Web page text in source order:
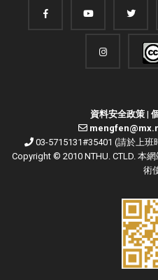
資料安全政策|
03-5715131#35401 (請於上
Copyright © 2010 NTHU. CTLD. 本
術